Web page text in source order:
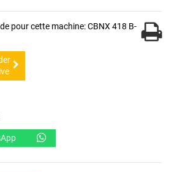
pour cette machine: CBNX 418 B-